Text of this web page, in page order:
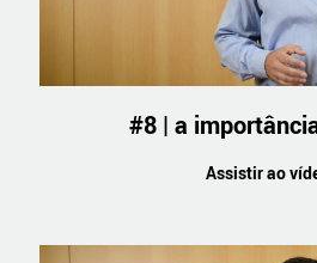
#8 | a
Assistir ao